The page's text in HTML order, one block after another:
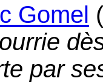
Gomel
par